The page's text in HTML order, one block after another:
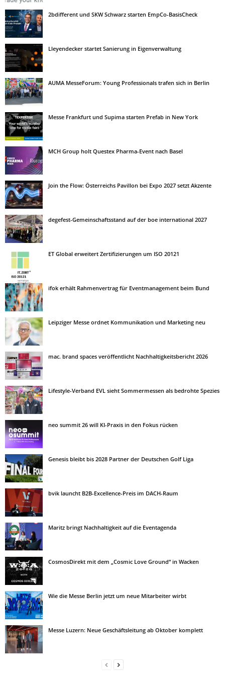
2bdifferent und SKW Schwarz starten EmpCo-BasisCheck
Lleyendecker startet Sanierung in Eigenverwaltung
AUMA MesseForum: Young Professionals trafen sich in Berlin
Messe Frankfurt und Supima starten Prefab in New York
MCH Group holt Questex Pharma-Event nach Basel
Join the Flow: Österreichs Pavillon bei Expo 2027 setzt Akzente
degefest-Gemeinschaftsstand auf der boe international 2027
ET Global erweitert Zertifizierungen um ISO 20121
ifok erhält Rahmenvertrag für Eventmanagement beim Bund
Leipziger Messe ordnet Kommunikation und Marketing neu
mac. brand spaces veröffentlicht Nachhaltigkeitsbericht 2026
Lifestyle-Verband EVL sieht Sommermessen als bedrohte Spezies
neo summit 26 will KI-Praxis in den Fokus rücken
Genesis bleibt bis 2028 Partner der Deutschen Golf Liga
bvik launcht B2B-Excellence-Preis im DACH-Raum
Maritz bringt Nachhaltigkeit auf die Eventagenda
CosmosDirekt mit dem „Cosmic Love Ground“ in Wacken
Wie die Messe Berlin jetzt um neue Mitarbeiter wirbt
Messe Luzern: Neue Geschäftsleitung ab Oktober komplett